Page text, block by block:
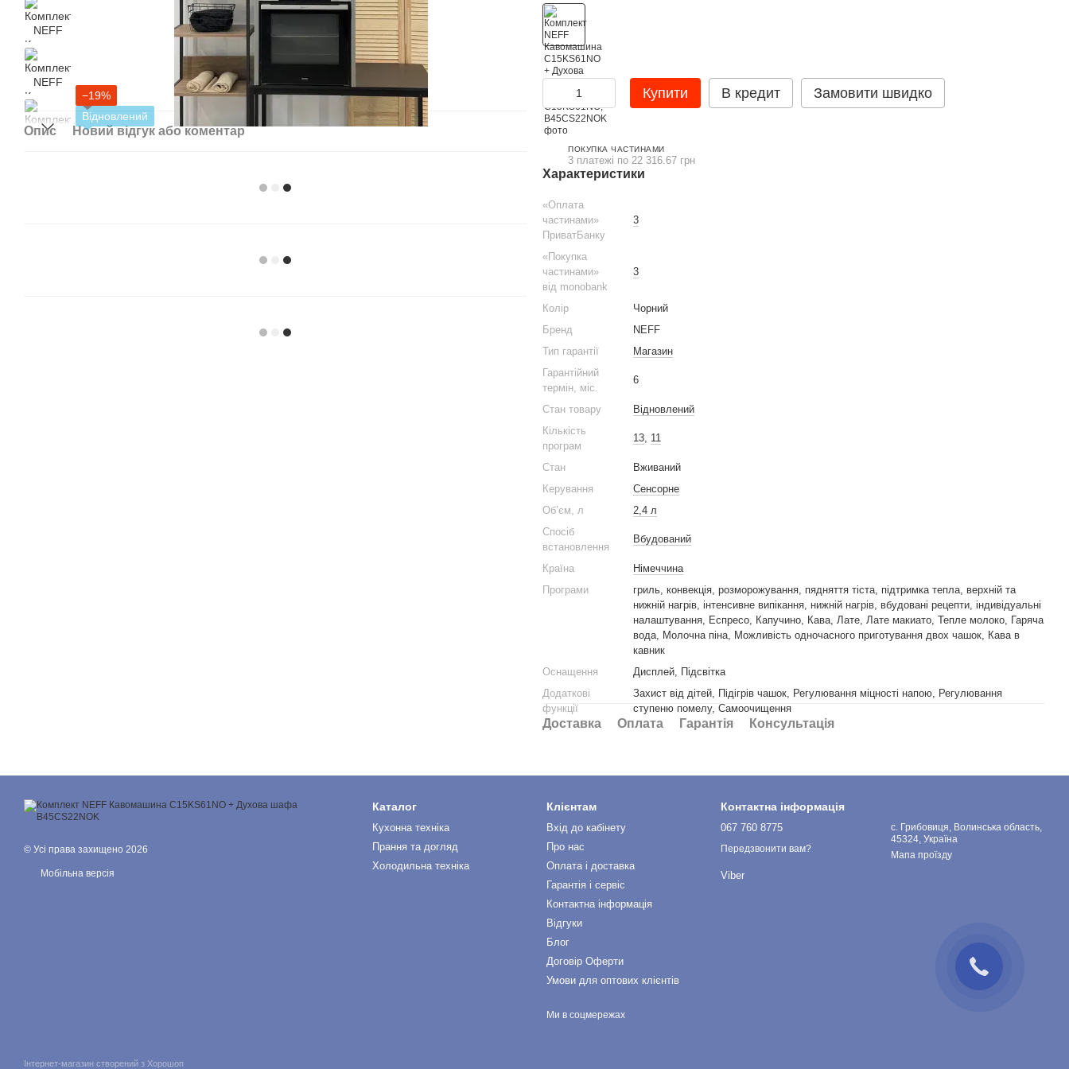
−19%
Відновлений
Опис Новий відгук або коментар
Купити В кредит Замовити швидко
ПОКУПКА ЧАСТИНАМИ
3 платежі по 22 316.67 грн
Характеристики
«Оплата
частинами»
ПриватБанку
3
«Покупка
частинами»
від monobank
3
Колір
Чорний
Бренд
NEFF
Тип гарантії
Магазин
Гарантійний
термін, міс.
6
Стан товару
Вiдновлений
Кількість
програм
13, 11
Стан
Вживаний
Керування
Сенсорне
Обʼєм, л
2,4 л
Спосіб
встановлення
Вбудований
Країна
Німеччина
Програми
гриль, конвекція, розморожування, пядняття тіста, підтримка тепла, верхній та
нижній нагрів, інтенсивне випікання, нижній нагрів, вбудовані рецепти, індивідуальні
налаштування, Еспресо, Капучино, Кава, Лате, Лате макиато, Тепле молоко, Гаряча
вода, Молочна піна, Можливість одночасного приготування двох чашок, Кава в
кавник
Оснащення
Дисплей, Підсвітка
Додаткові
функції
Захист від дітей, Підігрів чашок, Регулювання міцності напою, Регулювання
ступеню помелу, Самоочищення
Доставка Оплата Гарантія Консультація
© Усі права захищено 2026
Мобільна версія
Інтернет-магазин створений з Хорошоп
Каталог
Кухонна техніка
Прання та догляд
Холодильна техніка
Клієнтам
Вхід до кабінету
Про нас
Оплата і доставка
Гарантія і сервіс
Контактна інформація
Відгуки
Блог
Договір Оферти
Умови для оптових клієнтів
Ми в соцмережах
Контактна інформація
067 760 8775
Передзвонити вам?
Viber
с. Грибовиця, Волинська область,
45324, Україна
Мапа проїзду